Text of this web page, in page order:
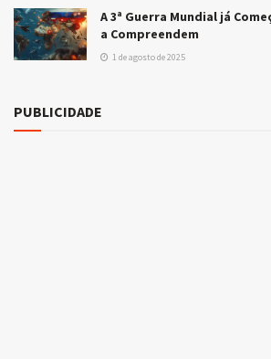
A 3ª Guerra Mundial já
a Compreendem
1 de agosto de 2025
PUBLICIDADE